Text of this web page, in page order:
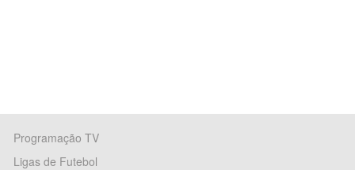
Programação TV
Ligas de Futebol